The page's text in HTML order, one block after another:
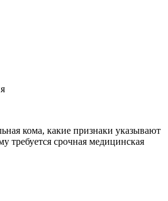
кома, какие признаки указывают
требуется срочная медицинская